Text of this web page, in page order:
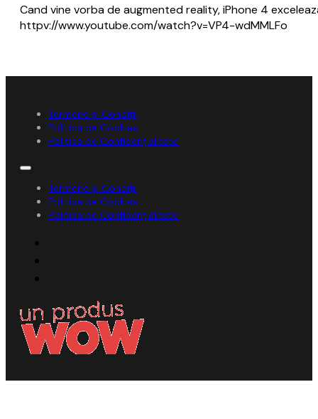
Cand vine vorba de augmented reality, iPhone 4
httpv://www.youtube.com/watch?v=VP4-wdMMLFo
Termene și Condiții
Politica de Cookies
Politica de Confidențialitate
Termene și Condiții
Politica de Cookies
Politica de Confidențialitate